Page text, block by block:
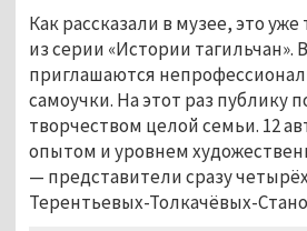
Как рассказали в музее, это
из серии «Истории тагильчан».
приглашаются
самоучки. На этот раз публику
творчеством целой семьи. 12
опытом и уровнем
— представители сразу
Терентьевых-Толкачёвых-